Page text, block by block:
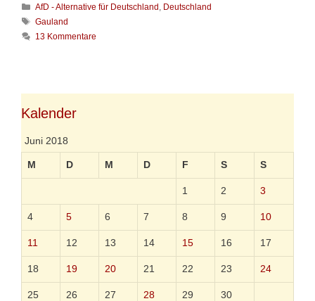
V
g
h
K
a
t
i
e
n
AfD - Alternative für Deutschland , Deutschland
S
c
ö
Gauland
13 Kommentare
Kalender
Juni 2018
M D M D F S S
1 2 3
4 5 6 7 8 9 10
11 12 13 14 15 16 17
18 19 20 21 22 23 24
25 26 27 28 29 30